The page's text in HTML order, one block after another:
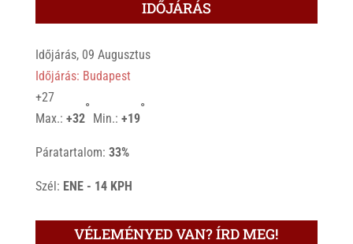
IDŐJÁRÁS
Időjárás, 09 Augusztus
Időjárás: Budapest
+27
Max.: +32
°
Min.: +19
°
Páratartalom: 33%
Szél: ENE - 14 KPH
VÉLEMÉNYED VAN? ÍRD MEG!